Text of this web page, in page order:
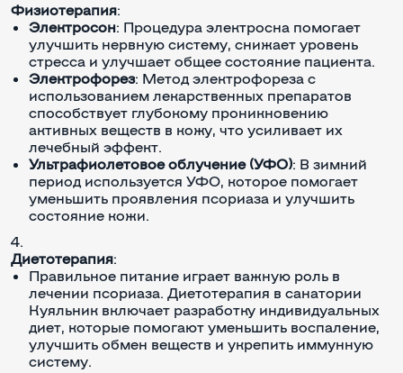
Физиотерапия:
Электросон: Процедура электросна помогает
улучшить нервную систему, снижает уровень
стресса и улучшает общее состояние пациента.
Электрофорез: Метод электрофореза с
использованием лекарственных препаратов
способствует глубокому проникновению
активных веществ в кожу, что усиливает их
лечебный эффект.
Ультрафиолетовое облучение (УФО): В зимний
период используется УФО, которое помогает
уменьшить проявления псориаза и улучшить
состояние кожи.
Диетотерапия:
Правильное питание играет важную роль в
лечении псориаза. Диетотерапия в санатории
Куяльник включает разработку индивидуальных
диет, которые помогают уменьшить воспаление,
улучшить обмен веществ и укрепить иммунную
систему.